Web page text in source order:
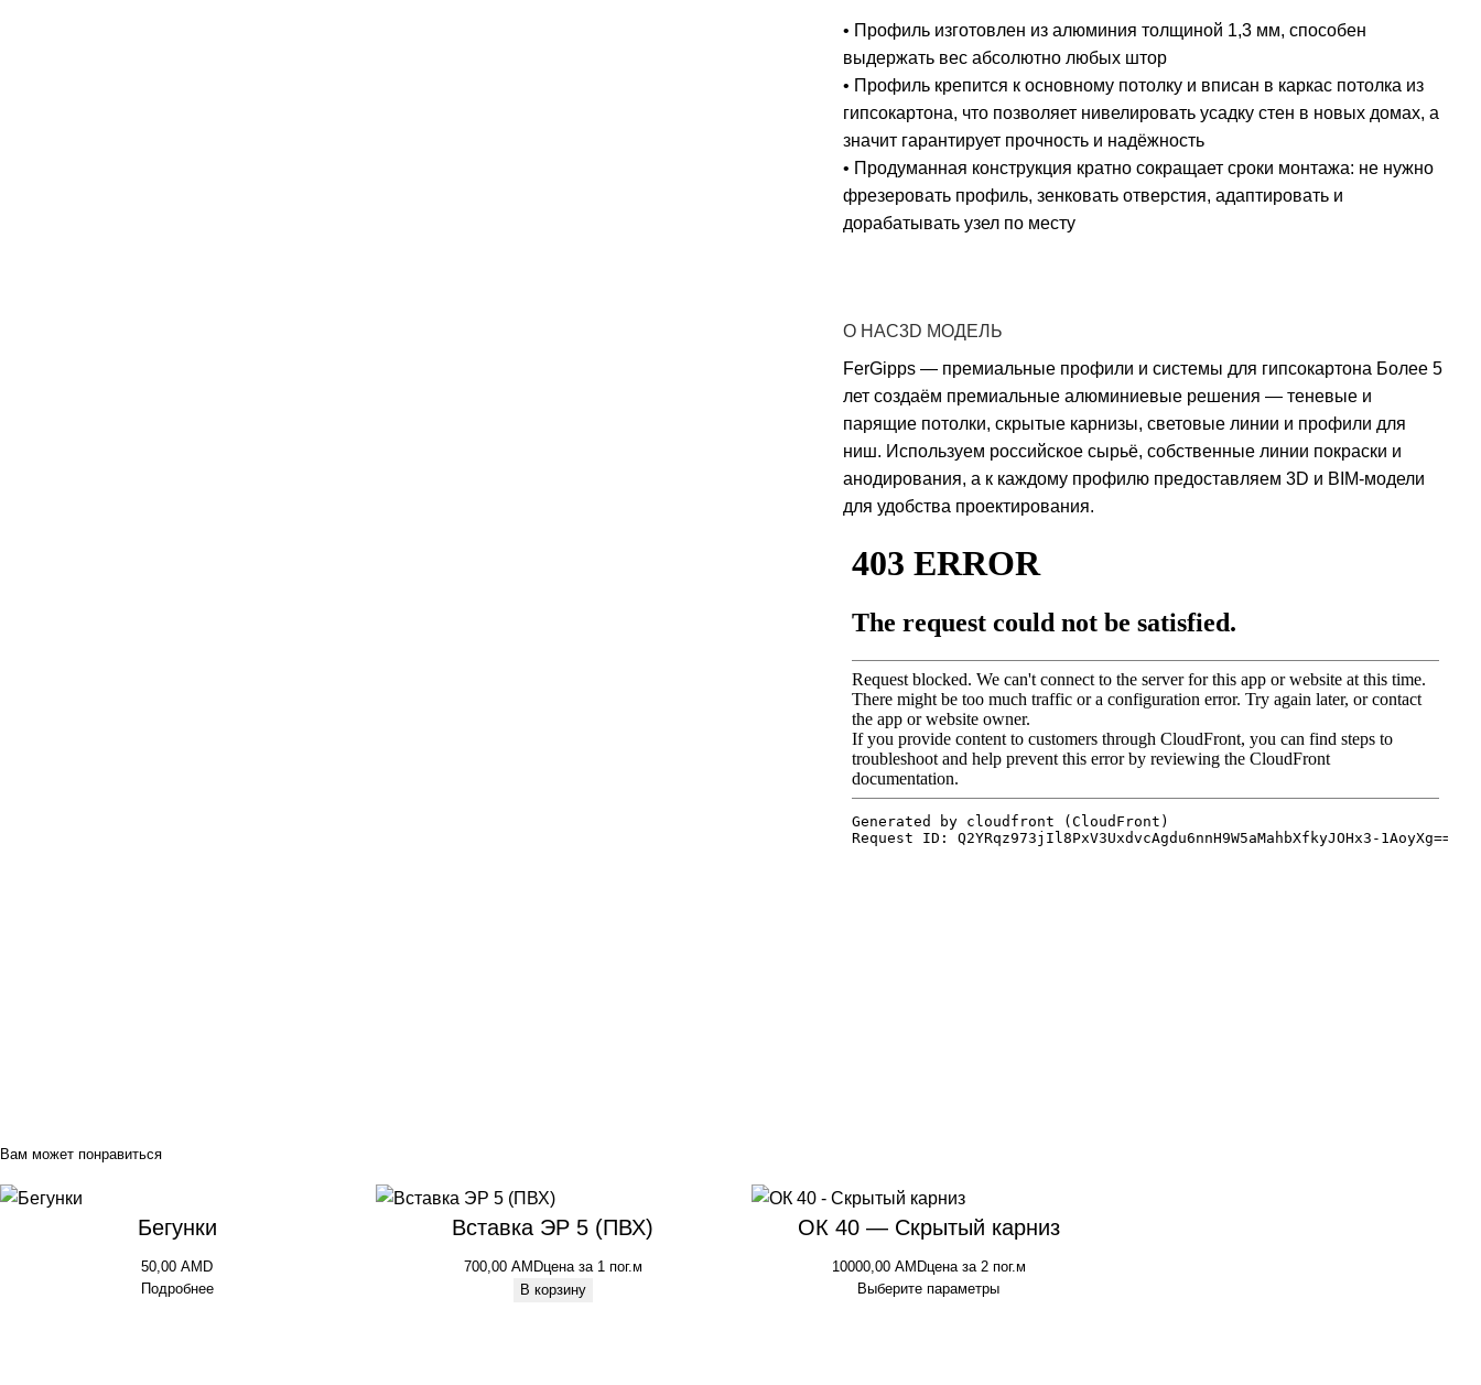
• Профиль изготовлен из алюминия толщиной 1,3 мм, способен
выдержать вес абсолютно любых штор
• Профиль крепится к основному потолку и вписан в каркас потолка из
гипсокартона, что позволяет нивелировать усадку стен в новых домах, а
значит гарантирует прочность и надёжность
• Продуманная конструкция кратно сокращает сроки монтажа: не нужно
фрезеровать профиль, зенковать отверстия, адаптировать и
дорабатывать узел по месту
О НАС3D МОДЕЛЬ
FerGipps — премиальные профили и системы для гипсокартона Более 5
лет создаём премиальные алюминиевые решения — теневые и
парящие потолки, скрытые карнизы, световые линии и профили для
ниш. Используем российское сырьё, собственные линии покраски и
анодирования, а к каждому профилю предоставляем 3D и BIM-модели
для удобства проектирования.
Вам может понравиться
Бегунки
50,00 AMD
Подробнее
Вставка ЭР 5 (ПВХ)
700,00 AMDцена за 1 пог.м
В корзину
ОК 40 — Скрытый карниз
10000,00 AMDцена за 2 пог.м
Выберите параметры